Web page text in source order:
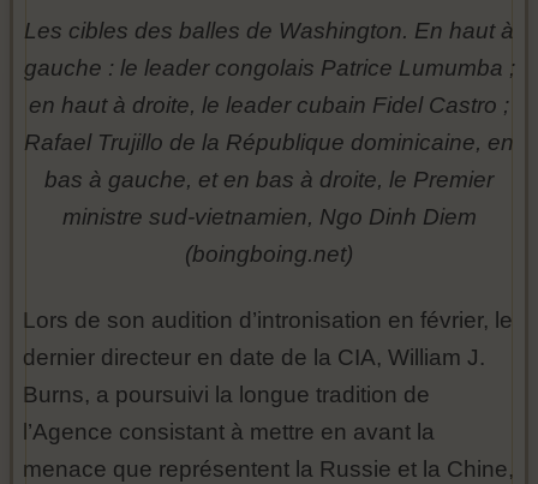
Les cibles des balles de Washington. En haut à
gauche : le leader congolais Patrice Lumumba ;
en haut à droite, le leader cubain Fidel Castro ;
Rafael Trujillo de la République dominicaine, en
bas à gauche, et en bas à droite, le Premier
ministre sud-vietnamien, Ngo Dinh Diem
(boingboing.net)
Lors de son audition d’intronisation en février, le
dernier directeur en date de la CIA, William J.
Burns, a poursuivi la longue tradition de
l’Agence consistant à mettre en avant la
menace que représentent la Russie et la Chine,